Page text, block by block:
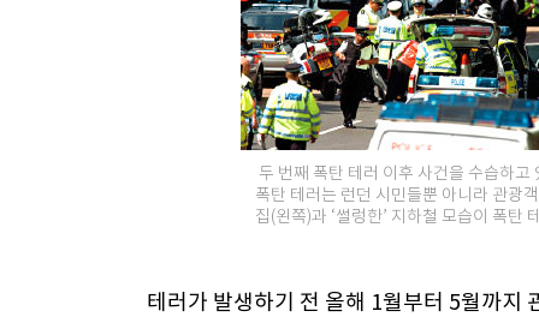
두 번째 폭탄 테러 이후 사건을 수습하
폭탄 테러는 런던 시민들뿐 아니라 관광
집(왼쪽)과 ‘썰렁한’ 지하철 모습이 폭탄
테러가 발생하기 전 올해 1월부터 5월까지